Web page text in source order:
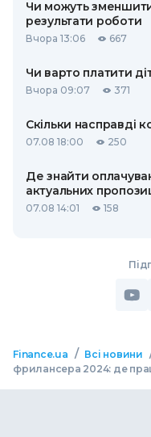
Чи можуть
результати роботи
Вчора 13:06 667
Чи варто платити
Вчора 09:07 371
Скільки насправді
07.08 18:00 250
Де знайти
актуальних
07.08 14:01 158
Finance.ua / Всі новини
фрилансера 2024: де